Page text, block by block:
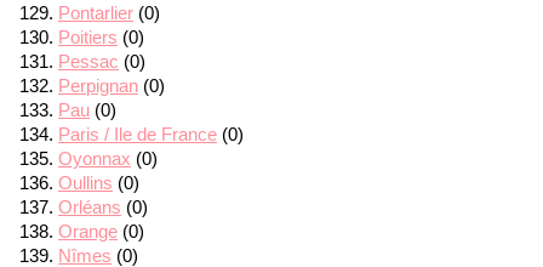
Pontarlier (0)
Poitiers (0)
Pessac (0)
Perpignan (0)
Pau (0)
Paris / Ile de France (0)
Oyonnax (0)
Oullins (0)
Orléans (0)
Orange (0)
Nîmes (0)